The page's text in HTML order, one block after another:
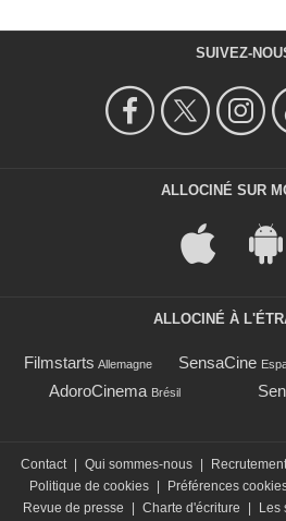
SUIVEZ-
ALLOCINÉ SUR
ALLOCINÉ À
Filmstarts Allemagne SensaCine
AdoroCinema Brésil
Contact | Qui sommes-nous | Recrutement
Politique de cookies | Préférences
Revue de presse
| Charte d'écriture | Les